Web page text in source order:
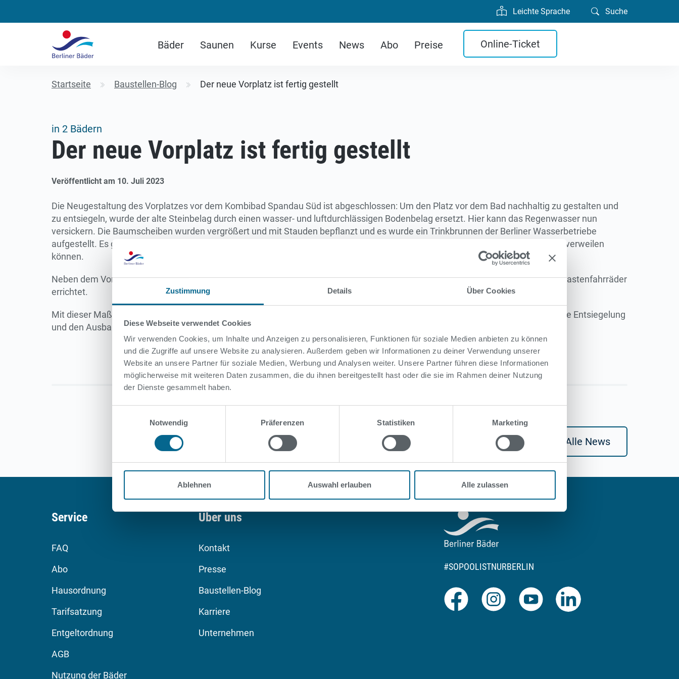
Zustimmung Details Über Cookies
Diese Webseite verwendet Cookies
Wir verwenden Cookies, um Inhalte und Anzeigen zu personalisieren, Funktionen für soziale Medien anbieten zu können
und die Zugriffe auf unsere Website zu analysieren. Außerdem geben wir Informationen zu deiner Verwendung unserer
Website an unsere Partner für soziale Medien, Werbung und Analysen weiter. Unsere Partner führen diese Informationen
möglicherweise mit weiteren Daten zusammen, die du ihnen bereitgestellt hast oder die sie im Rahmen deiner Nutzung
der Dienste gesammelt haben.
Notwendig
Präferenzen Statistiken Marketing
Ablehnen Auswahl erlauben Alle zulassen
Leichte Sprache Suche
Bäder Saunen Kurse Events News Abo Preise Online-Ticket
Startseite Baustellen-Blog Der neue Vorplatz ist fertig gestellt
in 2 Bädern
Der neue Vorplatz ist fertig gestellt
Veröffentlicht am 10. Juli 2023
Die Neugestaltung des Vorplatzes vor dem Kombibad Spandau Süd ist abgeschlossen: Um den Platz vor dem Bad nachhaltig zu gestalten und
zu entsiegeln, wurde der alte Steinbelag durch einen wasser- und luftdurchlässigen Bodenbelag ersetzt. Hier kann das Regenwasser nun
versickern. Die Baumscheiben wurden vergrößert und mit Stauden bepflanzt und es wurde ein Trinkbrunnen der Berliner Wasserbetriebe
aufgestellt. Es gibt jetzt ausreichend Sitzgelegenheiten, so dass Badegäste und Passanten im Schatten der Bäume vor dem Bad verweilen
können.
Neben dem Vorplatz wurden außerdem 100 moderne Fahrradbügel (das sind Stellplätze für 200 Fahrräder) sowie drei Bügel für Lastenfahrräder
errichtet.
Mit dieser Maßnahme haben die BBB den Vorplatz nicht nur verschönert und kundenfreundlich gestaltet, sondern leisten durch die Entsiegelung
und den Ausbau der Fahrradstellplätze auch einen Beitrag zum Klimaschutz.
Alle News
#SOPOOLISTNURBERLIN
Facebook Instagram Youtube
Service
FAQ
Abo
Hausordnung
Tarifsatzung
Entgeltordnung
AGB
Nutzung der Bäder
Über uns
Kontakt
Presse
Baustellen-Blog
Karriere
Unternehmen